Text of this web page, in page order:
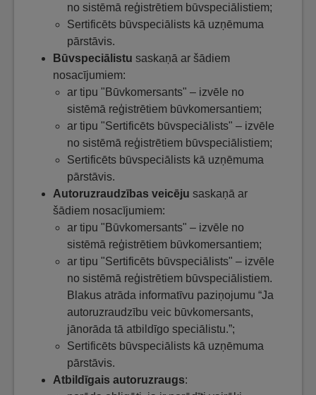
no sistēmā reģistrētiem būvspeciālistiem;
Sertificēts būvspeciālists kā uzņēmuma
pārstāvis.
Būvspeciālistu saskaņā ar šādiem
nosacījumiem:
ar tipu "Būvkomersants" – izvēle no
sistēmā reģistrētiem būvkomersantiem;
ar tipu "Sertificēts būvspeciālists" – izvēle
no sistēmā reģistrētiem būvspeciālistiem;
Sertificēts būvspeciālists kā uzņēmuma
pārstāvis.
Autoruzraudzības veicēju saskaņā ar
šādiem nosacījumiem:
ar tipu "Būvkomersants" – izvēle no
sistēmā reģistrētiem būvkomersantiem;
ar tipu "Sertificēts būvspeciālists" – izvēle
no sistēmā reģistrētiem būvspeciālistiem.
Blakus atrāda informatīvu paziņojumu “Ja
autoruzraudzību veic būvkomersants,
jānorāda tā atbildīgo speciālistu.”;
Sertificēts būvspeciālists kā uzņēmuma
pārstāvis.
Atbildīgais autoruzraugs: